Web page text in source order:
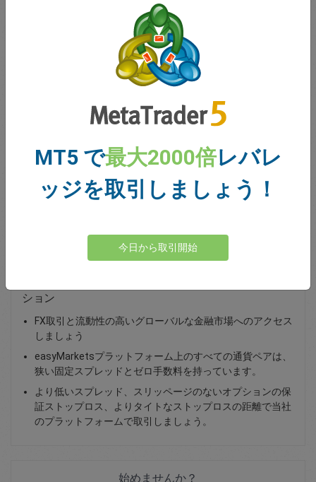
取引アカウントの作成
取引のための残高
合計のオープン損益
Total Premium
ション
FX取引と流動性の高いグローバルな金融市場へのアクセス
しましょう
easyMarketsプラットフォーム上のすべての通貨ペアは、
狭い固定スプレッドとゼロ手数料を持っています。
より低いスプレッド、スリッページのないオプションの保
証ストップロス、よりタイトなストップロスの距離で当社
のプラットフォームで取引しましょう。
始めませんか？
MT5 で最大2000倍レバレ
ッジを取引しましょう！
今日から取引開始